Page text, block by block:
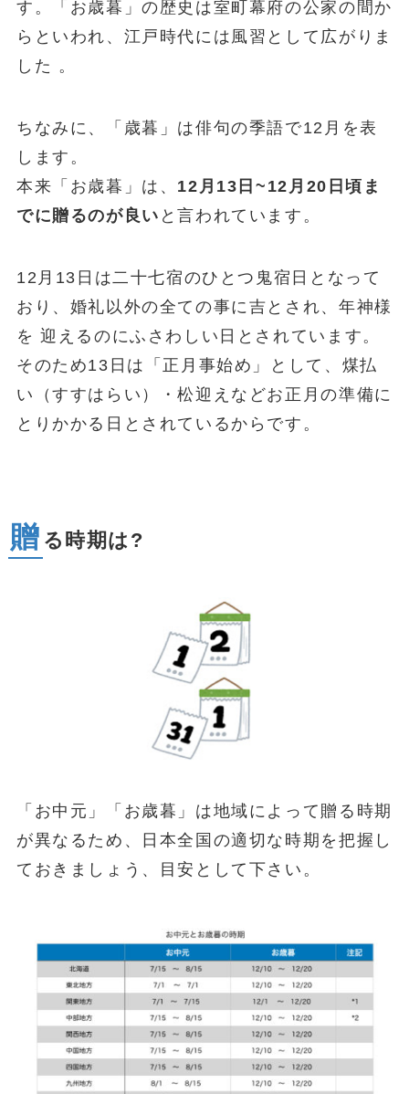
す。「お歳暮」の歴史は室町幕府の公家の間か
らといわれ、江戸時代には風習として広がりま
した 。
ちなみに、「歳暮」は俳句の季語で12月を表
します。
本来「お歳暮」は、 12月13日~12月20日頃ま
でに贈るのが良い と言われています。
12月13日は二十七宿のひとつ鬼宿日となって
おり、婚礼以外の全ての事に吉とされ、年神様
を 迎えるのにふさわしい日とされています。
そのため13日は「正月事始め」として、煤払
い（すすはらい）・松迎えなどお正月の準備に
とりかかる日とされているからです。
贈 る時期は?
「お中元」「お歳暮」は地域によって贈る時期
が異なるため、日本全国の適切な時期を把握し
ておきましょう、目安として下さい。